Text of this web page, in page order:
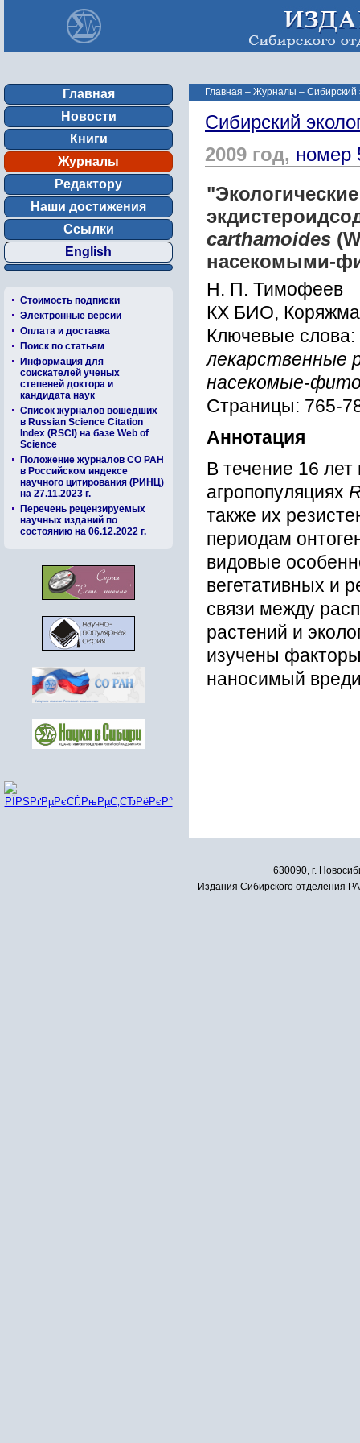
Главная
Новости
Книги
Журналы
Редактору
Наши достижения
Ссылки
English
Стоимость подписки
Электронные версии
Оплата и доставка
Поиск по статьям
Информация для
соискателей ученых
степеней доктора и
кандидата наук
Список журналов вошедших
в Russian Science Citation
Index (RSCI) на базе Web of
Science
Положение журналов СО РАН
в Российском индексе
научного цитирования (РИНЦ)
на 27.11.2023 г.
Перечень рецензируемых
научных изданий по
состоянию на 06.12.2022 г.
Главная – Журналы – Сибирский
Сибирский
2009 год, номер
carthamoides
насекомыми-
Н. П. Тимофеев
КХ БИО,
Ключевые слова:
лекарственные
насекомые-
Страницы: 765-
Аннотация
В течение 16
агропопуляциях
также их
периодам
видовые
вегетативных и
связи между
растений и
изучены
наносимый
630090, г.
Издания Сибирского отделения